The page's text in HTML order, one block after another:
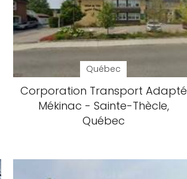
Québec
Corporation Transport Adapté
Mékinac - Sainte-Thècle,
Québec